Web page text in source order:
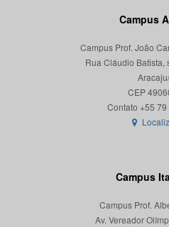
Campus
Campus Prof. João
Rua Cláudio Batista,
CEP
Campus
Campus Prof.
Av. Vereador